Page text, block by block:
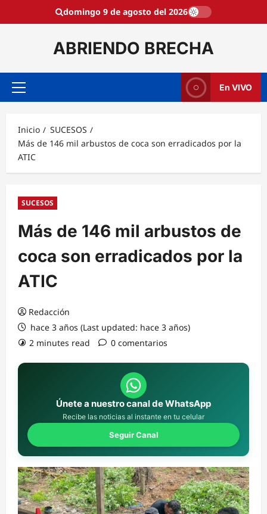
domingo 9 de agosto del 2026
ABRIENDO BRECHA
Menú
En VIVO
Inicio
SUCESOS
Más de 146 mil arbustos de coca son erradicados por la
ATIC
SUCESOS
Más de 146 mil arbustos de
coca son erradicados por la
ATIC
Redacción
hace 3 años (Last updated: hace 3 años)
2 minutes read
0 comentarios
Únete a nuestro canal de WhatsApp
Recibe las noticias al instante en tu celular
Seguir Canal